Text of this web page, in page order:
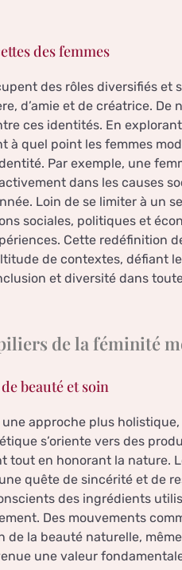
des femmes
des rôles diversifiés et
d’amie et de créatrice. De
ces identités. En
à quel point les femmes
Par exemple, une
dans les causes
Loin de se limiter à un
sociales, politiques et
Cette redéfinition
de contextes, défiant
et diversité dans
de la féminité
beauté et soin
approche plus
s’oriente vers des
tout en honorant la nature.
quête de sincérité et de
des ingrédients
Des mouvements
de la beauté naturelle,
une valeur